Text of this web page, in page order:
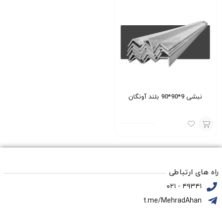
نبشی 9*90*90 بلند آونگان
سبد
راه های ارتباطی
۴۹۳۴۱ - ۰۲۱
t.me/MehradAhan